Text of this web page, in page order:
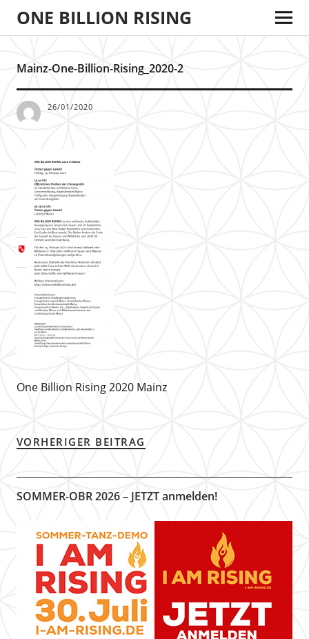
ONE BILLION RISING
Mainz-One-Billion-Rising_2020-2
26/01/2020
One Billion Rising 2020 Mainz
VORHERIGER BEITRAG
SOMMER-OBR 2026 – JETZT anmelden!